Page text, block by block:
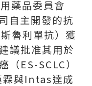
藥品委員會
自主開發的抗
斯魯利單抗）獲
議批准其用於
（ES-SCLC）
霖與Intas達成